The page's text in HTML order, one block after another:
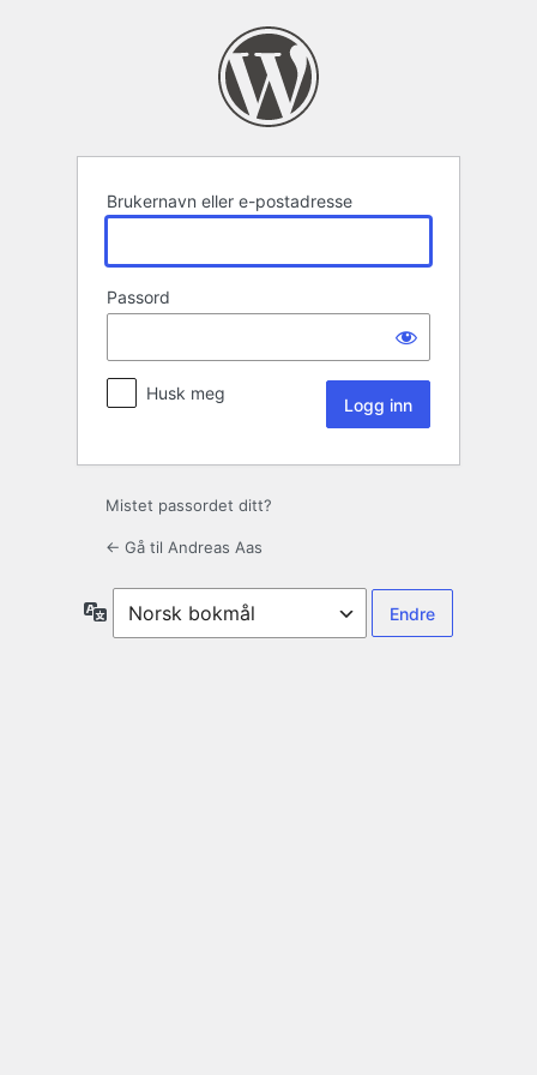
Brukernavn eller e-postadresse
Passord
Husk meg
Mistet passordet ditt?
← Gå til Andreas Aas
Språk